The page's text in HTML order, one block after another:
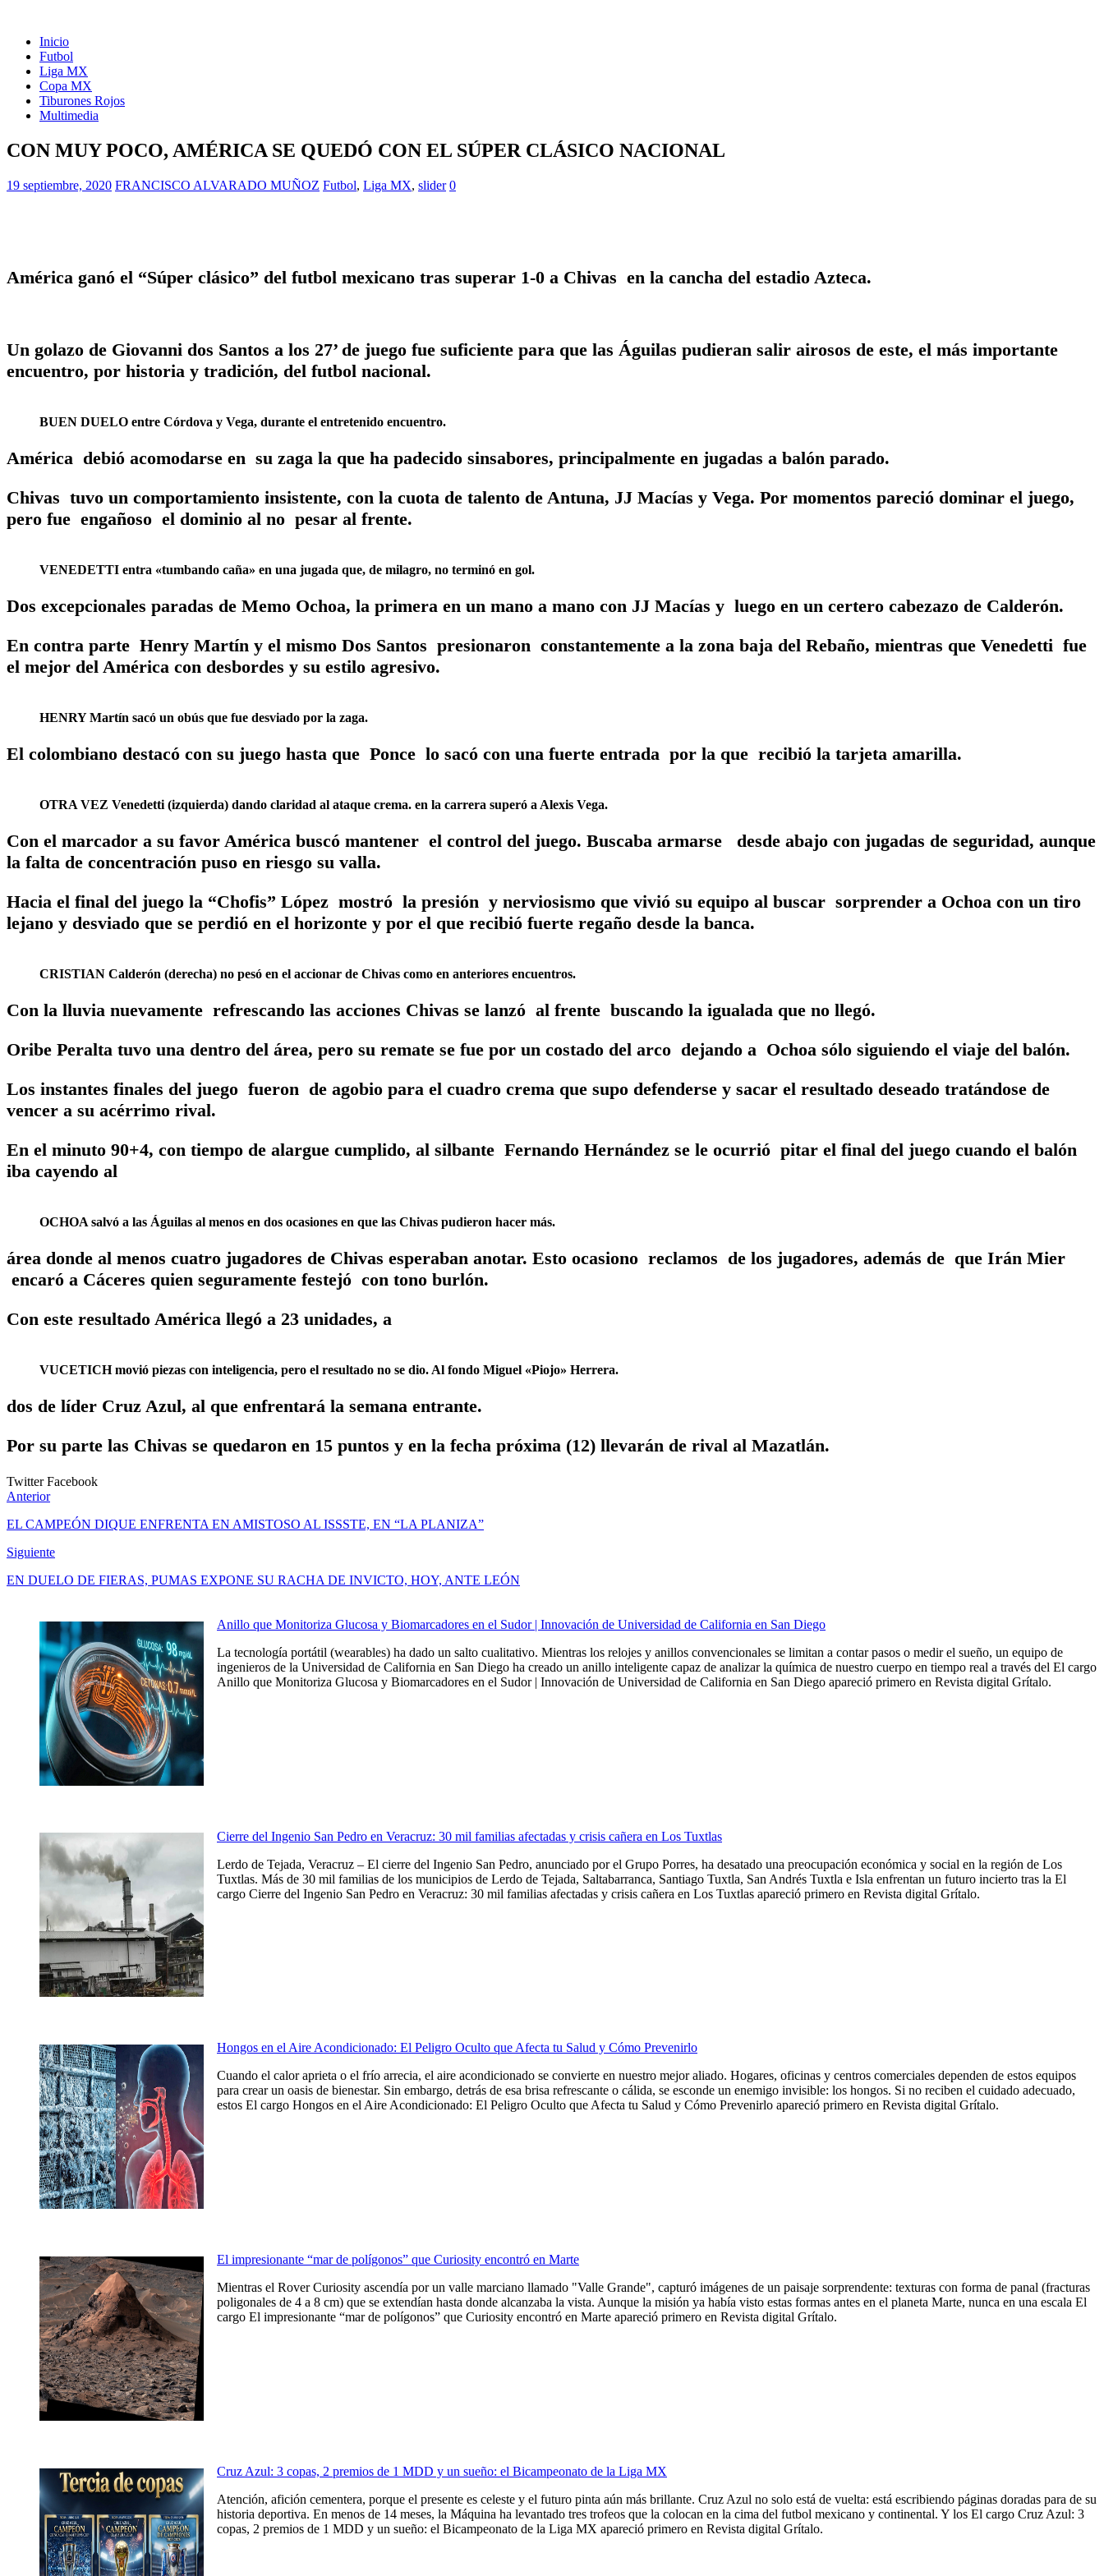
Inicio
Futbol
Liga MX
Copa MX
Tiburones Rojos
Multimedia
CON MUY POCO, AMÉRICA SE QUEDÓ CON EL SÚPER CLÁSICO NACIONAL
19 septiembre, 2020 FRANCISCO ALVARADO MUÑOZ Futbol, Liga MX, slider 0
América ganó el “Súper clásico” del futbol mexicano tras superar 1-0 a Chivas en la cancha del estadio Azteca.
Un golazo de Giovanni dos Santos a los 27’ de juego fue suficiente para que las Águilas pudieran salir airosos de este, el más importante
encuentro, por historia y tradición, del futbol nacional.
BUEN DUELO entre Córdova y Vega, durante el entretenido encuentro.
América debió acomodarse en su zaga la que ha padecido sinsabores, principalmente en jugadas a balón parado.
Chivas tuvo un comportamiento insistente, con la cuota de talento de Antuna, JJ Macías y Vega. Por momentos pareció dominar el juego,
pero fue engañoso el dominio al no pesar al frente.
VENEDETTI entra «tumbando caña» en una jugada que, de milagro, no terminó en gol.
Dos excepcionales paradas de Memo Ochoa, la primera en un mano a mano con JJ Macías y luego en un certero cabezazo de Calderón.
En contra parte Henry Martín y el mismo Dos Santos presionaron constantemente a la zona baja del Rebaño, mientras que Venedetti fue
el mejor del América con desbordes y su estilo agresivo.
HENRY Martín sacó un obús que fue desviado por la zaga.
El colombiano destacó con su juego hasta que Ponce lo sacó con una fuerte entrada por la que recibió la tarjeta amarilla.
OTRA VEZ Venedetti (izquierda) dando claridad al ataque crema. en la carrera superó a Alexis Vega.
Con el marcador a su favor América buscó mantener el control del juego. Buscaba armarse desde abajo con jugadas de seguridad, aunque
la falta de concentración puso en riesgo su valla.
Hacia el final del juego la “Chofis” López mostró la presión y nerviosismo que vivió su equipo al buscar sorprender a Ochoa con un tiro
lejano y desviado que se perdió en el horizonte y por el que recibió fuerte regaño desde la banca.
CRISTIAN Calderón (derecha) no pesó en el accionar de Chivas como en anteriores encuentros.
Con la lluvia nuevamente refrescando las acciones Chivas se lanzó al frente buscando la igualada que no llegó.
Oribe Peralta tuvo una dentro del área, pero su remate se fue por un costado del arco dejando a Ochoa sólo siguiendo el viaje del balón.
Los instantes finales del juego fueron de agobio para el cuadro crema que supo defenderse y sacar el resultado deseado tratándose de
vencer a su acérrimo rival.
En el minuto 90+4, con tiempo de alargue cumplido, al silbante Fernando Hernández se le ocurrió pitar el final del juego cuando el balón
iba cayendo al
OCHOA salvó a las Águilas al menos en dos ocasiones en que las Chivas pudieron hacer más.
área donde al menos cuatro jugadores de Chivas esperaban anotar. Esto ocasiono reclamos de los jugadores, además de que Irán Mier
encaró a Cáceres quien seguramente festejó con tono burlón.
Con este resultado América llegó a 23 unidades, a
VUCETICH movió piezas con inteligencia, pero el resultado no se dio. Al fondo Miguel «Piojo» Herrera.
dos de líder Cruz Azul, al que enfrentará la semana entrante.
Por su parte las Chivas se quedaron en 15 puntos y en la fecha próxima (12) llevarán de rival al Mazatlán.
TwitterFacebook
Anterior
EL CAMPEÓN DIQUE ENFRENTA EN AMISTOSO AL ISSSTE, EN “LA PLANIZA”
Siguiente
EN DUELO DE FIERAS, PUMAS EXPONE SU RACHA DE INVICTO, HOY, ANTE LEÓN
Anillo que Monitoriza Glucosa y Biomarcadores en el Sudor | Innovación de Universidad de California en San Diego
La tecnología portátil (wearables) ha dado un salto cualitativo. Mientras los relojes y anillos convencionales se limitan a contar pasos o medir el sueño, un equipo de
ingenieros de la Universidad de California en San Diego ha creado un anillo inteligente capaz de analizar la química de nuestro cuerpo en tiempo real a través del El cargo
Anillo que Monitoriza Glucosa y Biomarcadores en el Sudor | Innovación de Universidad de California en San Diego apareció primero en Revista digital Grítalo.
Cierre del Ingenio San Pedro en Veracruz: 30 mil familias afectadas y crisis cañera en Los Tuxtlas
Lerdo de Tejada, Veracruz – El cierre del Ingenio San Pedro, anunciado por el Grupo Porres, ha desatado una preocupación económica y social en la región de Los
Tuxtlas. Más de 30 mil familias de los municipios de Lerdo de Tejada, Saltabarranca, Santiago Tuxtla, San Andrés Tuxtla e Isla enfrentan un futuro incierto tras la El
cargo Cierre del Ingenio San Pedro en Veracruz: 30 mil familias afectadas y crisis cañera en Los Tuxtlas apareció primero en Revista digital Grítalo.
Hongos en el Aire Acondicionado: El Peligro Oculto que Afecta tu Salud y Cómo Prevenirlo
Cuando el calor aprieta o el frío arrecia, el aire acondicionado se convierte en nuestro mejor aliado. Hogares, oficinas y centros comerciales dependen de estos equipos
para crear un oasis de bienestar. Sin embargo, detrás de esa brisa refrescante o cálida, se esconde un enemigo invisible: los hongos. Si no reciben el cuidado adecuado,
estos El cargo Hongos en el Aire Acondicionado: El Peligro Oculto que Afecta tu Salud y Cómo Prevenirlo apareció primero en Revista digital Grítalo.
El impresionante “mar de polígonos” que Curiosity encontró en Marte
Mientras el Rover Curiosity ascendía por un valle marciano llamado "Valle Grande", capturó imágenes de un paisaje sorprendente: texturas con forma de panal (fracturas
poligonales de 4 a 8 cm) que se extendían hasta donde alcanzaba la vista. Aunque la misión ya había visto estas formas antes en el planeta Marte, nunca en una escala El
cargo El impresionante “mar de polígonos” que Curiosity encontró en Marte apareció primero en Revista digital Grítalo.
Cruz Azul: 3 copas, 2 premios de 1 MDD y un sueño: el Bicampeonato de la Liga MX
Atención, afición cementera, porque el presente es celeste y el futuro pinta aún más brillante. Cruz Azul no solo está de vuelta: está escribiendo páginas doradas para de su
historia deportiva. En menos de 14 meses, la Máquina ha levantado tres trofeos que la colocan en la cima del futbol mexicano y continental. Y los El cargo Cruz Azul: 3
copas, 2 premios de 1 MDD y un sueño: el Bicampeonato de la Liga MX apareció primero en Revista digital Grítalo.